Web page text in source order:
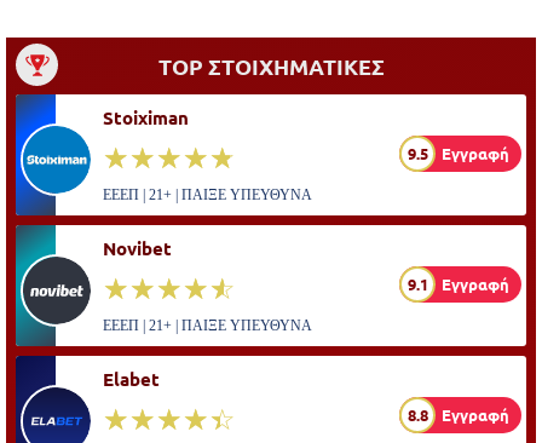
TOP ΣΤΟΙΧΗΜΑΤΙΚΕΣ
Stoiximan
☆☆☆☆☆
★★★★★ 9.5 Εγγραφή
ΕΕΕΠ | 21+ | ΠΑΙΞΕ ΥΠΕΥΘΥΝΑ
Novibet
☆☆☆☆☆
★★★★★ 9.1 Εγγραφή
ΕΕΕΠ | 21+ | ΠΑΙΞΕ ΥΠΕΥΘΥΝΑ
Elabet
☆☆☆☆☆
★★★★★ 8.8 Εγγραφή